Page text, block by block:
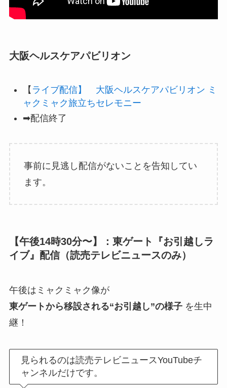
大阪ヘルスケアパビリオン
【 ライブ配信】 大阪ヘルスケアパビリオン ミ
ャクミャク旅立ちセレモニー
➡配信終了
事前に見逃し配信がないことを告知してい
ます。
【午後14時30分〜】：東ゲート『お引越しラ
イブ』配信（読売テレビニュースのみ）
午後はミャクミャク像が
東ゲートから移設される“お引越し”の様子を生中
継！
見られるのは読売テレビニュースYouTubeチ
ャンネルだけです。